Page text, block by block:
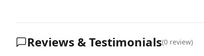
Reviews & Testimonials(0 review)